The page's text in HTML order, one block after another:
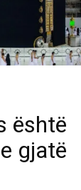
është
gjatë